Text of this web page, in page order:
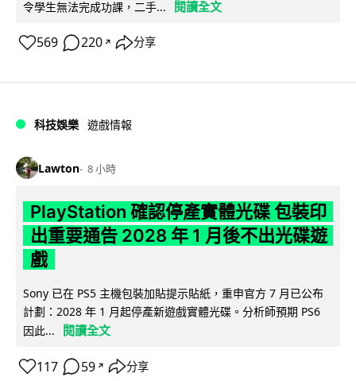
令學生無法完成功課，二手...
閱讀全文
569 220 ↗ 分享
科技娛樂 遊戲情報
Lawton 8 小時
PlayStation 確認停產實體光碟 包裝印
出重要通告 2028 年 1 月後不出光碟遊
戲
Sony 已在 PS5 主機包裝加貼提示貼紙，重申官方 7 月已公布
計劃：2028 年 1 月起停產新遊戲實體光碟。分析師預期 PS6
因此...
閱讀全文
117 59 ↗ 分享